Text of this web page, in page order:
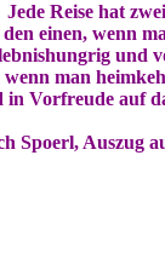
Jede Reise hat
den einen, wenn
und
man
in Vorfreude auf
Spoerl, Auszug